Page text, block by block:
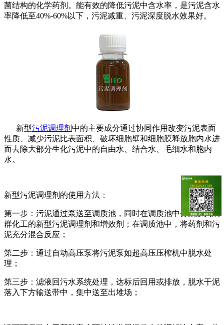
菌结构的化学药剂。能有效的降低污泥中含水率，是污泥含水
率降低至40%-60%以下，污泥减重、污泥深度脱水效果好。
新型污泥调理剂 中的主要成分通过协同作用改变污泥表面
性质、减少污泥比表面积、破坏细胞壁和细胞膜释放胞内水进
而去除大部分生化污泥中的自由水、结合水、毛细水和胞内
水。
新型污泥调理剂的使用方法：
第一步：污泥通过泵送至调质池，同时在调质池中分别加入润
群化工的新型污泥调理剂和增效剂；在调质池中，将药剂和污
泥充分混合反应；
第二步：通过自动高压泵将污泥泵如超高压压榨机中脱水处
理；
第三步：滤液回污水系统处理，达标后回用或排放，脱水干泥
落入下方输送带中，集中送至出堆场；